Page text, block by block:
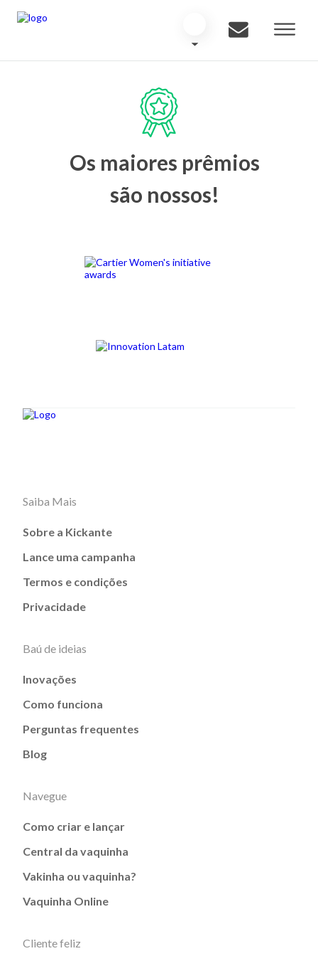
Os maiores prêmios
são nossos!
Saiba Mais
Sobre a Kickante
Lance uma campanha
Termos e condições
Privacidade
Baú de ideias
Inovações
Como funciona
Perguntas frequentes
Blog
Navegue
Como criar e lançar
Central da vaquinha
Vakinha ou vaquinha?
Vaquinha Online
Cliente feliz